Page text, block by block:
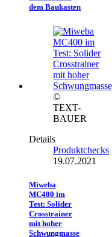
dem Baukasten
©
TEXT-
BAUER
Details
Produktchecks
19.07.2021
Miweba
MC400 im
Test: Solider
Crosstrainer
mit hoher
Schwungmasse